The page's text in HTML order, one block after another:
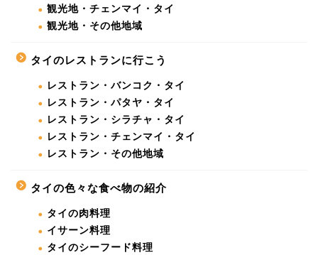
観光地・チェンマイ・タイ
観光地・その他地域
タイのレストランに行こう
レストラン・バンコク・タイ
レストラン・パタヤ・タイ
レストラン・シラチャ・タイ
レストラン・チェンマイ・タイ
レストラン・その他地域
タイの色々な食べ物の紹介
タイの肉料理
イサーン料理
タイのシーフード料理